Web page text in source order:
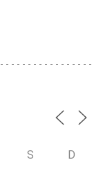
S D